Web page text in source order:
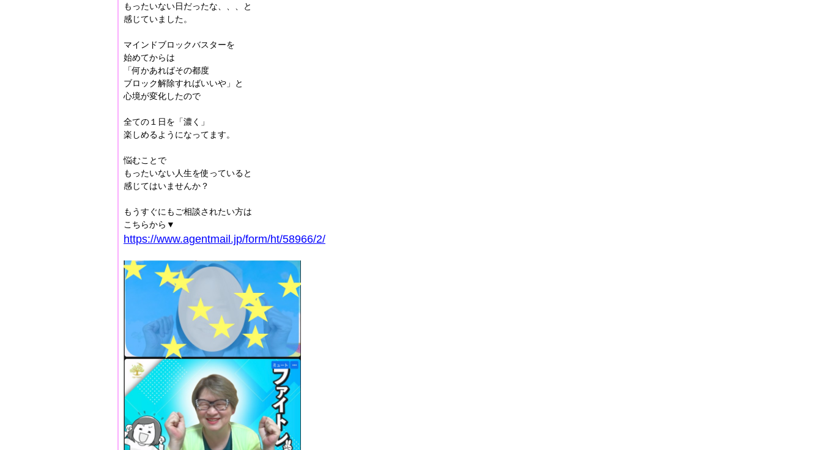
もったいない日だったな、、、と
感じていました。
マインドブロックバスターを
始めてからは
「何かあればその都度
ブロック解除すればいいや」と
心境が変化したので
全ての１日を「濃く」
楽しめるようになってます。
悩むことで
もったいない人生を使っていると
感じてはいませんか？
もうすぐにもご相談されたい方は
こちらから▼
https://www.agentmail.jp/form/ht/58966/2/